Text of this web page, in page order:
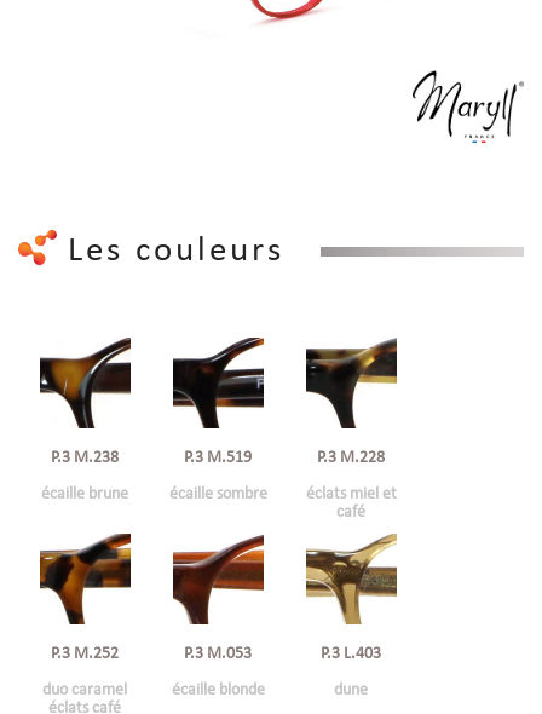
Les couleurs
P.3 M.238
écaille brune
P.3 M.519
écaille sombre
P.3 M.228
éclats miel et
café
P.3 M.252
duo caramel
éclats café
P.3 M.053
écaille blonde
P.3 L.403
dune